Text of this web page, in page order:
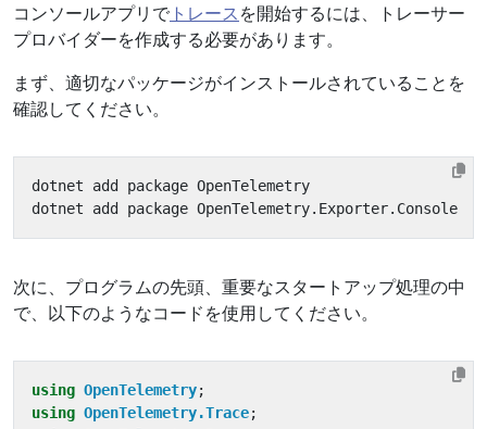
コンソールアプリで トレースを開始するには、トレーサー
プロバイダーを作成する必要があります。
まず、適切なパッケージがインストールされていることを
確認してください。
次に、プログラムの先頭、重要なスタートアップ処理の中
で、以下のようなコードを使用してください。
using OpenTelemetry;
using OpenTelemetry.Trace;